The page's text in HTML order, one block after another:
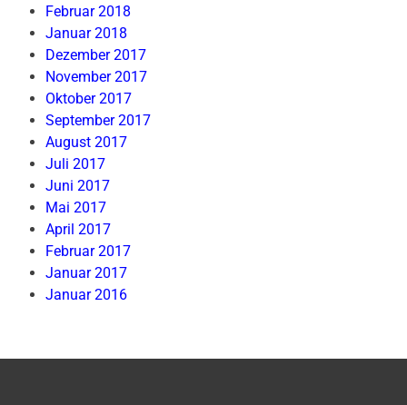
Februar 2018
Januar 2018
Dezember 2017
November 2017
Oktober 2017
September 2017
August 2017
Juli 2017
Juni 2017
Mai 2017
April 2017
Februar 2017
Januar 2017
Januar 2016